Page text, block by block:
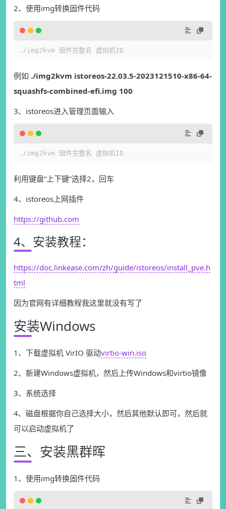
2、使用img转换固件代码
./img2kvm 固件完整名 虚拟机ID
例如 ./img2kvm istoreos-22.03.5-2023121510-x86-64-
squashfs-combined-efi.img 100
3、istoreos进入管理页面输入
./img2kvm 固件完整名 虚拟机ID
利用键盘“上下键”选择2，回车
4、istoreos上网插件
https://github.com
4、安装教程：
https://doc.linkease.com/zh/guide/istoreos/install_pve.h
tml
因为官网有详细教程我这里就没有写了
安装Windows
1、下载虚拟机 VirIO 驱动virtio-win.iso
2、新建Windows虚拟机，然后上传Windows和virtio镜像
3、系统选择
4、磁盘根据你自己选择大小，然后其他默认即可，然后就
可以启动虚拟机了
三、安装黑群晖
1、使用img转换固件代码